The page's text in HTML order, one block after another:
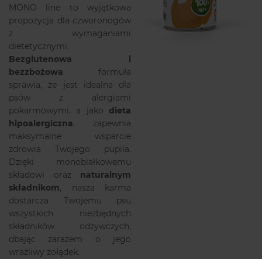
MONO line to wyjątkowa
propozycja dla czworonogów
z wymaganiami
dietetycznymi.
Bezglutenowa i
bezzbożowa formuła
sprawia, że jest idealna dla
psów z alergiami
pokarmowymi, a jako dieta
hipoalergiczna, zapewnia
maksymalne wsparcie
zdrowia Twojego pupila.
Dzięki monobiałkowemu
składowi oraz naturalnym
składnikom, nasza karma
dostarcza Twojemu psu
wszystkich niezbędnych
składników odżywczych,
dbając zarazem o jego
wrażliwy żołądek.